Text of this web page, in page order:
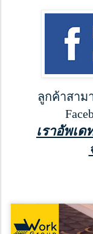
ลูกค้าสาม
เราอัพเ